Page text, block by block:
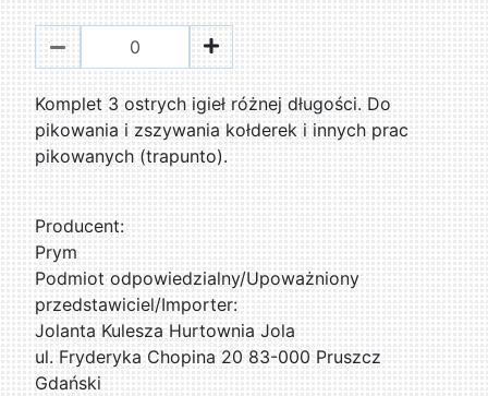
Komplet 3 ostrych igieł różnej długości. Do
pikowania i zszywania kołderek i innych prac
pikowanych (trapunto).
Producent:
Prym
Podmiot odpowiedzialny/Upoważniony
przedstawiciel/Importer:
Jolanta Kulesza Hurtownia Jola
ul. Fryderyka Chopina 20 83-000 Pruszcz
Gdański